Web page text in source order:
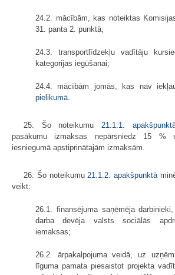
24.2. mācībām, kas noteiktas
31. panta 2. punktā;
24.3. transportlīdzekļu vadītāju
kategorijas iegūšanai;
24.4. mācībām jomās, kas nav
pielikumā
25. Šo noteikumu 21.1.1.
pasākumu izmaksas nepārsniedz 15 %
iesniegumā apstiprinātajām izmaksām.
26. Šo noteikumu 21.1.2. apakšpunktā
veikt:
26.1. finansējuma saņēmēja
darba devēja valsts sociālās
iemaksas;
26.2. ārpakalpojuma veidā, uz
līguma pamata piesaistot projekta